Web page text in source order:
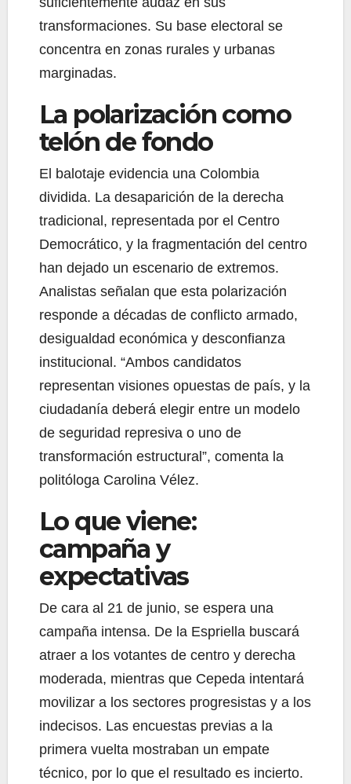
transformaciones. Su base electoral se
concentra en zonas rurales y urbanas
marginadas.
La polarización como
telón de fondo
El balotaje evidencia una Colombia
dividida. La desaparición de la derecha
tradicional, representada por el Centro
Democrático, y la fragmentación del centro
han dejado un escenario de extremos.
Analistas señalan que esta polarización
responde a décadas de conflicto armado,
desigualdad económica y desconfianza
institucional. “Ambos candidatos
representan visiones opuestas de país, y la
ciudadanía deberá elegir entre un modelo
de seguridad represiva o uno de
transformación estructural”, comenta la
politóloga Carolina Vélez.
Lo que viene:
campaña y
expectativas
De cara al 21 de junio, se espera una
campaña intensa. De la Espriella buscará
atraer a los votantes de centro y derecha
moderada, mientras que Cepeda intentará
movilizar a los sectores progresistas y a los
indecisos. Las encuestas previas a la
primera vuelta mostraban un empate
técnico, por lo que el resultado es incierto.